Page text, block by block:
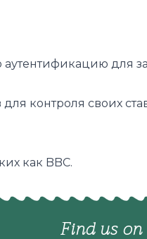
для
контроля своих
как BBC.
Find us